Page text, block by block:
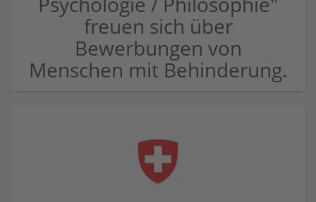
freuen sich über
Bewerbungen von
Menschen mit Behinderung.